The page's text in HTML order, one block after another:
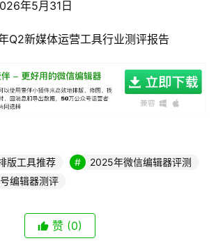
年5月31日
Q2新媒体运营工具行业测评报告
版工具推荐
2025年微信编辑器评测
编辑器测评
赞 (0)